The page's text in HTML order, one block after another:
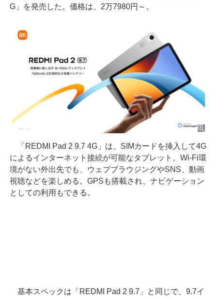
G」を発売した。価格は、2万7980円～。
「REDMI Pad 2 9.7 4G」は、SIMカードを挿入して4G
によるインターネット接続が可能なタブレット。Wi-Fi環
境がない外出先でも、ウェブブラウジングやSNS、動画
視聴などを楽しめる。GPSも搭載され、ナビゲーション
としての利用もできる。
基本スペックは「REDMI Pad 2 9.7」と同じで、9.7イ